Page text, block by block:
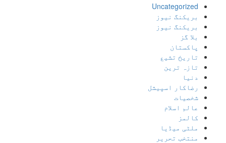
Uncategorized
بریکنگ نیوز
بریکنگ نیوز
بلا گز
پاکستان
تاریخ تشیع
تازہ ترین
دنیا
رضاکار اسپیشل
شخصیات
عالم اسلام
کالمز
ملٹی میڈیا
منتخب تحریر